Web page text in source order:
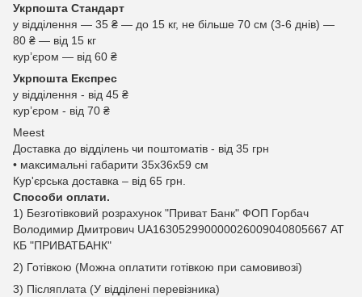
Укрпошта Стандарт
у відділення — 35 ₴ — до 15 кг, не більше 70 см (3-6 днів) —
80 ₴ — від 15 кг
курʼєром — від 60 ₴
Укрпошта Експрес
у відділення - від 45 ₴
курʼєром - від 70 ₴
Meest
Доставка до відділень чи поштоматів - від 35 грн
• максимальні габарити 35x36x59 см
Кур'єрська доставка – від 65 грн.
Способи оплати.
1) Безготівковий розрахунок "Приват Банк" ФОП Горбач
Володимир Дмитрович UA163052990000026009040805667 АТ
КБ "ПРИВАТБАНК"
2) Готівкою (Можна оплатити готівкою при самовивозі)
3) Післяплата (У відділені перевізника)